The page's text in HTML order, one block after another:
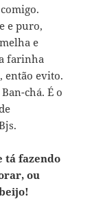
e puro,
e
farinha
então evito.
chá. É o
tá fazendo
ou